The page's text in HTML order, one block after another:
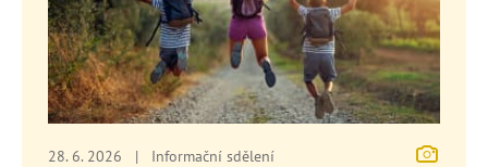
28. 6. 2026 | Informační sdělení